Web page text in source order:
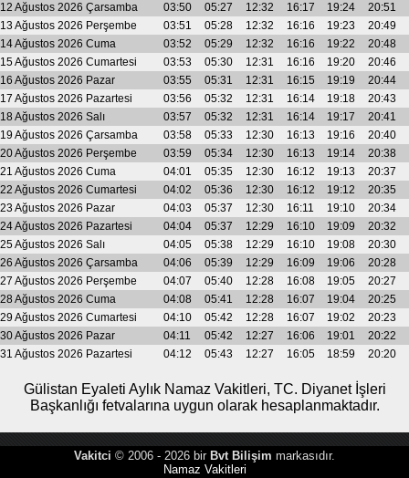
12 Ağustos 2026 Çarsamba
03:50 05:27 12:32 16:17 19:24
20:51
13 Ağustos 2026 Perşembe
03:51 05:28 12:32 16:16 19:23
20:49
14 Ağustos 2026 Cuma
03:52 05:29 12:32 16:16 19:22
20:48
15 Ağustos 2026 Cumartesi
03:53 05:30 12:31 16:16 19:20
20:46
16 Ağustos 2026 Pazar
03:55 05:31 12:31 16:15 19:19
20:44
17 Ağustos 2026 Pazartesi
03:56 05:32 12:31 16:14 19:18
20:43
18 Ağustos 2026 Salı
03:57 05:32 12:31 16:14 19:17
20:41
19 Ağustos 2026 Çarsamba
03:58 05:33 12:30 16:13 19:16
20:40
20 Ağustos 2026 Perşembe
03:59 05:34 12:30 16:13 19:14
20:38
21 Ağustos 2026 Cuma
04:01 05:35 12:30 16:12 19:13
20:37
22 Ağustos 2026 Cumartesi
04:02 05:36 12:30 16:12 19:12
20:35
23 Ağustos 2026 Pazar
04:03 05:37 12:30 16:11 19:10
20:34
24 Ağustos 2026 Pazartesi
04:04 05:37 12:29 16:10 19:09
20:32
25 Ağustos 2026 Salı
04:05 05:38 12:29 16:10 19:08
20:30
26 Ağustos 2026 Çarsamba
04:06 05:39 12:29 16:09 19:06
20:28
27 Ağustos 2026 Perşembe
04:07 05:40 12:28 16:08 19:05
20:27
28 Ağustos 2026 Cuma
04:08 05:41 12:28 16:07 19:04
20:25
29 Ağustos 2026 Cumartesi
04:10 05:42 12:28 16:07 19:02
20:23
30 Ağustos 2026 Pazar
04:11 05:42 12:27 16:06 19:01
20:22
31 Ağustos 2026 Pazartesi
04:12 05:43 12:27 16:05 18:59 20:20
Gülistan Eyaleti Aylık Namaz Vakitleri, TC. Diyanet İşleri
Başkanlığı fetvalarına uygun olarak hesaplanmaktadır.
Vakitci © 2006 - 2026 bir Bvt Bilişim markasıdır.
Namaz Vakitleri